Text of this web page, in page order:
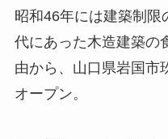
昭和46年には建築制
代にあった木造建築の
由から、山口県岩国市
オープン。